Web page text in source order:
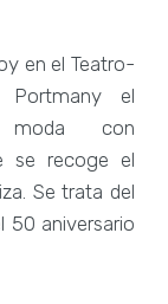
en el Teatro-
el
moda con
se recoge el
Se trata del
50 aniversario